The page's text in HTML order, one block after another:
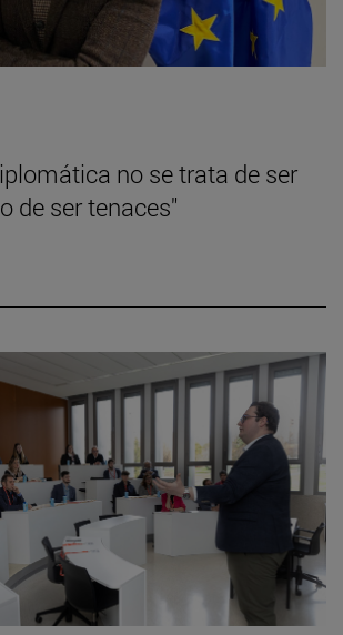
no se trata de ser
de ser tenaces"